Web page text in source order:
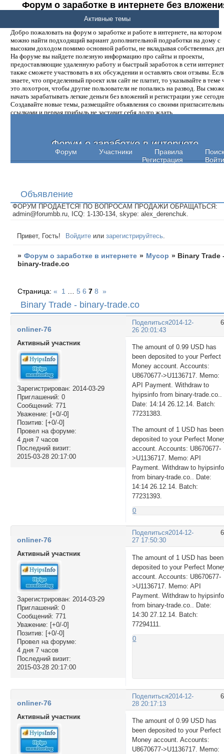
Форум о заработке в интернете без
денег.
Добро пожаловать на форум о заработке и работе в интернете, на котором
можно найти подходящий вариант дополнительной подработки на дому с
высоким доходом помимо основной работы, не вкладывая собственных
На форуме вы найдете полезную информацию про сайты и проекты,
предоставляющие удаленную работу и быстрый заработок в сети
также сможете участвовать в их обсуждении и оставлять свои отзывы.
знаете, что определенный проект или сайт не платит, то указывайте в теме
это лохотрон, чтобы другие пользователи не попались на развод. Вы
начать зарабатывать легкие деньги без вложений и регистрации уже
Создавайте новые темы, размещайте объявления со своими
ссылками и первая прибыль не заставит себя долго ждать.
Форум о заработке в интернете
Форум Участники Правила
Поиск
Регистрация
Войти
Активные темы
Объявление
ФОРУМ ПРОДАЕТСЯ! ПО ВОПРОСАМ ПРОДАЖИ ОБРАЩАТЬСЯ:
admin@forumbb.ru, ICQ: 1-130-134, skype: alex_derenchuk.
Привет, Гость! Войдите илизарегистрируйтесь
» Форум о заработке в интернете » Мусор » Binary Trade
binary-trade.co
Binary Trade - binary-trade.co
Страница:« 1 5 6 7 8 »
Поделиться2014-12-
26 20:01:43
onliner-76
Активный участник
Зарегистрирован: 2014-03-29
Приглашений: 0
Сообщений: 771
Уважение: [+0/-0]
Позитив: [+0/-0]
Провел на форуме:
4 дня 7 часов
Последний визит:
2015-03-28 20:17:00
The amount of 0.99 USD has
been deposited to your Perfect
Money account. Accounts:
U8670677->U1136717. Memo:
API Payment. Withdraw to
hyipsinfo from binary-trade.co..
Date: 14:14 26.12.14. Batch:
77231383.
The amount of 1 USD has been
deposited to your Perfect
account. Accounts: U8670677-
>U1136717. Memo: API
Payment. Withdraw to hyipsinfo
from binary-trade.co.. Date:
14:14 26.12.14. Batch:
77231393.
0
Поделиться2014-12-
27 17:50:30
onliner-76
Активный участник
Зарегистрирован: 2014-03-29
Приглашений: 0
Сообщений: 771
Уважение: [+0/-0]
Позитив: [+0/-0]
Провел на форуме:
4 дня 7 часов
Последний визит:
2015-03-28 20:17:00
The amount of 1 USD has been
deposited to your Perfect
account. Accounts: U8670677-
>U1136717. Memo: API
Payment. Withdraw to hyipsinfo
from binary-trade.co.. Date:
14:30 27.12.14. Batch:
77294111.
0
Поделиться2014-12-
28 20:17:13
onliner-76
Активный участник
The amount of 0.99 USD has
been deposited to your Perfect
Money account. Accounts:
U8670677->U1136717. Memo: